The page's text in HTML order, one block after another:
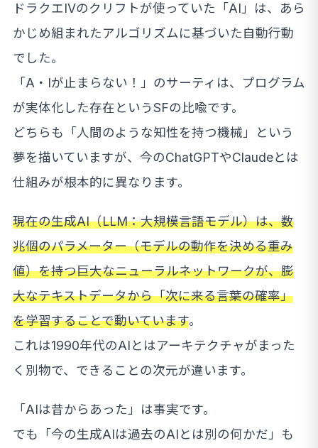
ドラクエIVのクリフトが使っていた「AI」は、あら
かじめ組まれたアルゴリズムに基づいた自動行動
でした。
「A・Iが止まらない！」のサーティは、プログラム
が実体化した存在というSFの比喩です。
どちらも「人間のような知性を持つ機械」という
夢を描いていますが、今のChatGPTやClaudeとは
仕組みが根本的に異なります。
現在の生成AI（LLM：大規模言語モデル）は、数
兆個のパラメーター（モデルの動作を決める重み
値）を持つ巨大なニューラルネットワークが、膨
大なテキストデータから「次に来る言葉の確率」
を学習することで動いています。
これは1990年代のAIとはアーキテクチャがまった
く別物で、できることの次元が違います。
「AIは昔からあった」は事実です。
でも「今の生成AIは過去のAIとは別の何かだ」も